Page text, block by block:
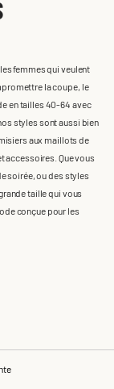
femmes qui veulent
la coupe, le
en tailles 40-64 avec
styles sont aussi bien
aux maillots de
accessoires. Que vous
soirée, ou des styles
taille qui vous
conçue pour les